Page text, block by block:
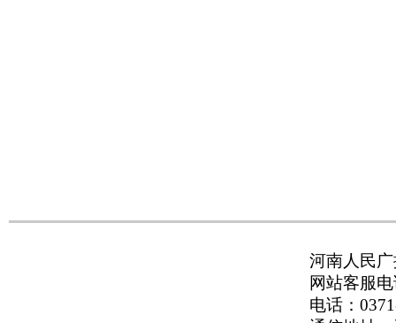
河南人民
网站客服
电话：